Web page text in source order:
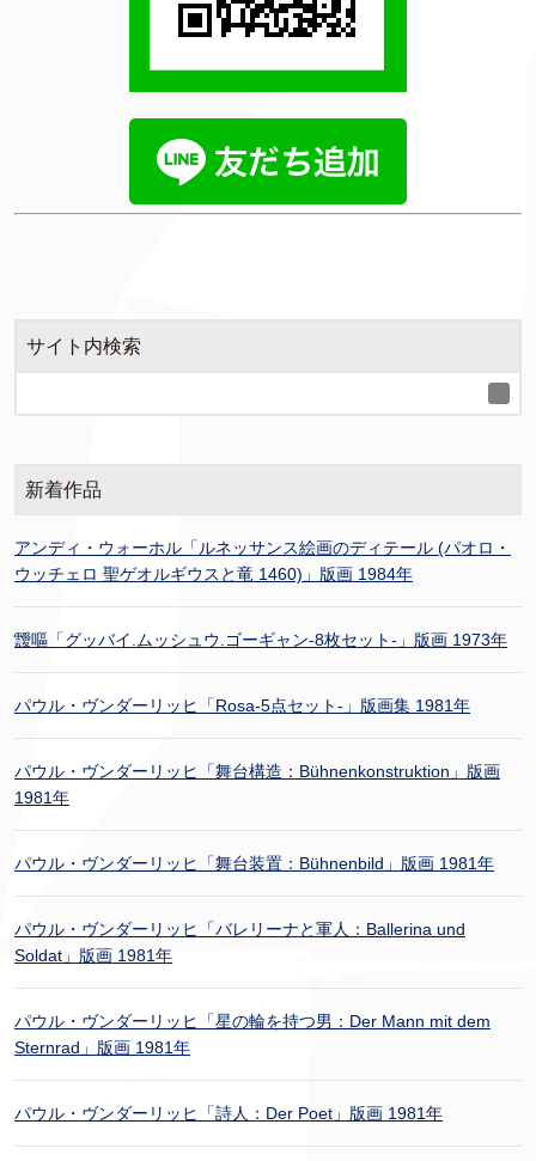
サイト内検索
新着作品
アンディ・ウォーホル「ルネッサンス絵画のディテール (パオロ・
ウッチェロ 聖ゲオルギウスと竜 1460)」版画 1984年
靉嘔「グッバイ.ムッシュウ.ゴーギャン-8枚セット-」版画 1973年
パウル・ヴンダーリッヒ「Rosa-5点セット-」版画集 1981年
パウル・ヴンダーリッヒ「舞台構造：Bühnenkonstruktion」版画
1981年
パウル・ヴンダーリッヒ「舞台装置：Bühnenbild」版画 1981年
パウル・ヴンダーリッヒ「バレリーナと軍人：Ballerina und
Soldat」版画 1981年
パウル・ヴンダーリッヒ「星の輪を持つ男：Der Mann mit dem
Sternrad」版画 1981年
パウル・ヴンダーリッヒ「詩人：Der Poet」版画 1981年